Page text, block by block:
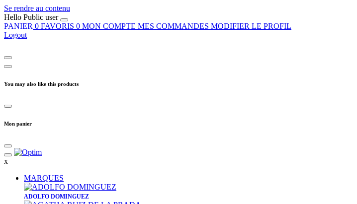
Se rendre au contenu
Hello Public user
PANIER 0 FAVORIS 0 MON COMPTE MES COMMANDES MODIFIER LE PROFIL
Logout
You may also like this products
Mon panier
x
MARQUES
ADOLFO DOMINGUEZ